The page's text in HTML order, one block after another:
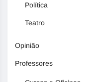
Política
Teatro
Opinião
Professores